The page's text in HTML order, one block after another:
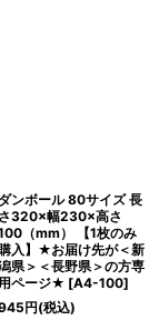
ダンボール 80サイズ 長
さ320×幅230×高さ
（mm） 【1枚のみ
入】★お届け先が＜新
県＞＜長野県＞の方専
用ページ★ [A4-100]
円(税込)